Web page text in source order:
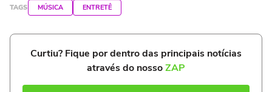
TAGS MÚSICA ENTRETÊ
Curtiu? Fique por dentro das principais notícias
através do nossoZAP